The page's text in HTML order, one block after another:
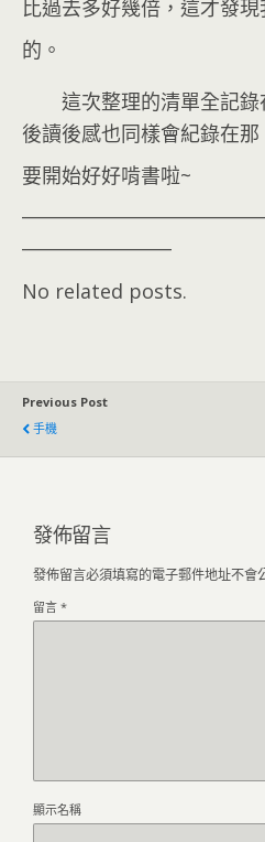
比過去多好幾倍，這才發
的 。
這次整理的清單全記錄
後讀後感也同樣會紀錄在
要開始好好啃書啦~
No related posts.
Previous Post
手機
發佈留言
發佈留言必須填寫的電子郵件地址不會
留言 *
顯示名稱